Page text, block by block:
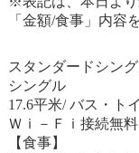
「金額/食事」内容
スタンダードシング
シングル
17.6平米/ バス・ト
Ｗｉ－Ｆｉ接続無料
【食事】